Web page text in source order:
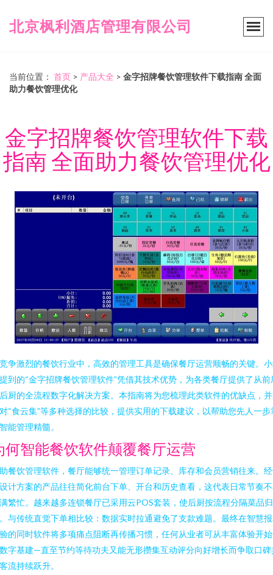
北京枫利酒店管理有限公司
当前位置： 首页 > 产品大全 > 金字招牌餐饮管理软件下载指南 全面
助力餐饮管理优化
金字招牌餐饮管理软件下载
指南 全面助力餐饮管理优化
争激烈的餐饮行业中，高效的管理工具是确保餐厅运营顺畅的关键。
到的“金字招牌餐饮管理软件”凭借其技术优势，为各类餐厅提供了从前
厨的全流程数字化解决方案。本指南将为您梳理此类软件的优缺点，
“食云集”等多种选择的比较，提供实用的下载建议，以帮助您先人一步
能管理精髓。
何智能餐饮软件颠覆餐厅运营
餐饮管理软件，餐厅能够统一管理订单记录、库存和会员营销往来。
计方案的产品往往简化前台下单、开台和历史查看，这代表日常节奏
繁忙。越来越多连锁餐厅已采用云POS套装，使后厨按流程分隔菜品归
与传统直觉下单相比较：数据实时拉通避免了支款难题。最终在智慧
的同时软件将多项痛点阻断再传播习惯，任何从业者可从丰富体验开
字基建—直至节约等待功夫又能无形攒集互动评分向好增长而争取口碑
流持续跃升。